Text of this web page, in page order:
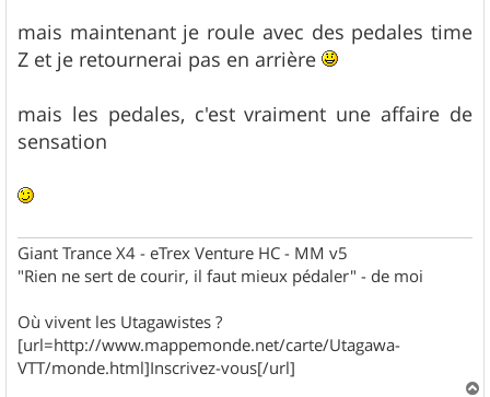
g
e
mais maintenant je roule avec des pedales time
Z et je retournerai pas en arrière
mais les pedales, c'est vraiment une affaire de
sensation
Giant Trance X4 - eTrex Venture HC - MM v5
"Rien ne sert de courir, il faut mieux pédaler" - de moi
Où vivent les Utagawistes ?
[url=http://www.mappemonde.net/carte/Utagawa-
VTT/monde.html]Inscrivez-vous[/url]